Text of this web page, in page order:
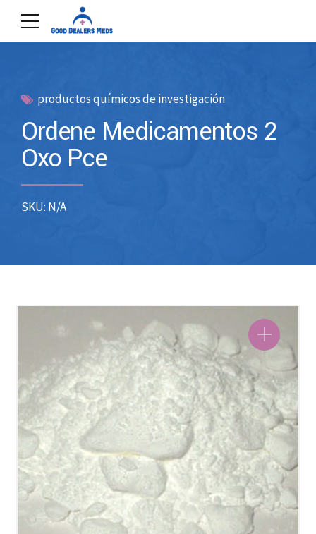
productos químicos de investigación
Ordene Medicamentos 2
Oxo Pce
SKU: N/A